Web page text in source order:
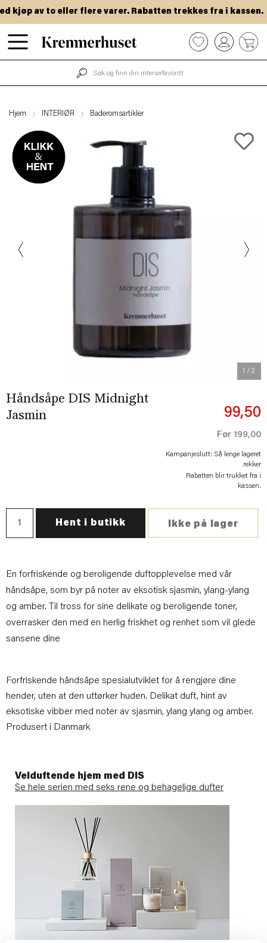
Hopp
til
kjøp av to eller flere varer. Rabatten trekkes fra i kassen.
0
Hjem INTERIØR Baderomsartikler
1 / 2
Håndsåpe DIS Midnight
Jasmin
99,50
Før 199,00
Kampanjeslutt: Så lenge lageret
rekker
Rabatten blir trukket fra i
kassen.
Ikke på lager
Hent i butikk
En forfriskende og beroligende duftopplevelse med vår
håndsåpe, som byr på noter av eksotisk sjasmin, ylang-ylang
og amber. Til tross for sine delikate og beroligende toner,
overrasker den med en herlig friskhet og renhet som vil glede
sansene dine
Forfriskende håndsåpe spesialutviklet for å rengjøre dine
hender, uten at den uttørker huden. Delikat duft, hint av
eksotiske vibber med noter av sjasmin, ylang ylang og amber.
Produsert i Danmark
Velduftende hjem med DIS
Se hele serien med seks rene og behagelige dufter